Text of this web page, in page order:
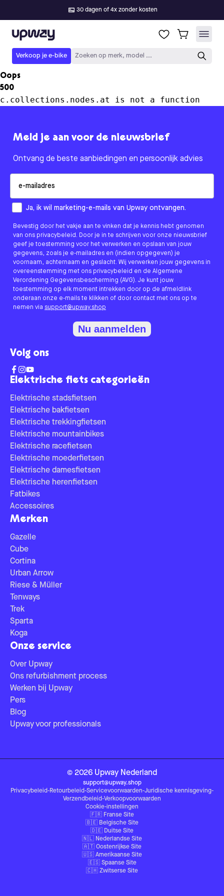
30 dagen of 4x zonder kosten
Upway
Verkoop je e-bike Zoeken op merk, model ...
Oops
500
c.collections.nodes.at is not a function
Elektrische fiets categorieën
Elektrische stadsfietsen
Elektrische bakfietsen
Elektrische trekkingfietsen
Elektrische mountainbikes
Elektrische racefietsen
Elektrische moederfietsen
Elektrische damesfietsen
Elektrische herenfietsen
Fatbikes
Accessoires
Merken
Gazelle
Cube
Cortina
Urban Arrow
Riese & Müller
Tenways
Trek
Sparta
Koga
Onze service
Over Upway
Ons refurbishment process
Werken bij Upway
Pers
Blog
Upway voor professionals
Meld je aan voor de nieuwsbrief
Ontvang de beste aanbiedingen en persoonlijk advies
How would you like to hear from us?
Ja, ik wil marketing-e-mails van Upway ontvangen.
Bevestig door het vakje aan te vinken dat je kennis hebt genomen
van ons privacybeleid. Door je in te schrijven voor onze nieuwsbrief
geef je toestemming voor het verwerken en opslaan van jouw
gegevens, zoals je e-mailadres en (indien opgegeven) je
voornaam, achternaam en geslacht. Wij verwerken jouw gegevens in
overeenstemming met ons privacybeleid en de Algemene
Verordening Gegevensbescherming (AVG). Je kunt jouw
toestemming op elk moment intrekken door op de afmeldlink
onderaan onze e-mails te klikken of door contact met ons op te
nemen via support@upway.shop
Nu aanmelden
Volg ons
© 2026 Upway Nederland
support@upway.shop
Privacybeleid-Retourbeleid-Servicevoorwaarden-Juridische kennisgeving-
Verzendbeleid-Verkoopvoorwaarden
Cookie-instellingen
🇫🇷 Franse Site
🇧🇪 Belgische Site
🇩🇪 Duitse Site
🇳🇱 Nederlandse Site
🇦🇹 Oostenrijkse Site
🇺🇸 Amerikaanse Site
🇪🇸 Spaanse Site
🇨🇭 Zwitserse Site